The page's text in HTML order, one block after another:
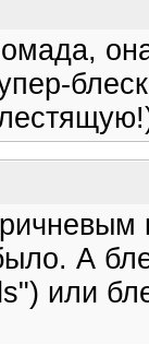
А
или